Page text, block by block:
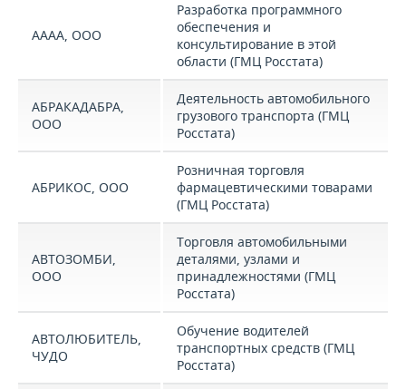
АААА, ООО
Разработка программного
обеспечения и
консультирование в этой
области (ГМЦ Росстата)
АБРАКАДАБРА,
ООО
Деятельность автомобильного
грузового транспорта (ГМЦ
Росстата)
АБРИКОС, ООО
Розничная торговля
фармацевтическими товарами
(ГМЦ Росстата)
АВТОЗОМБИ,
ООО
Торговля автомобильными
деталями, узлами и
принадлежностями (ГМЦ
Росстата)
АВТОЛЮБИТЕЛЬ,
ЧУДО
Обучение водителей
транспортных средств (ГМЦ
Росстата)